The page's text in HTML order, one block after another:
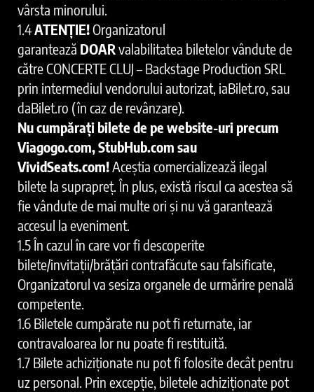
vârsta minorului.
1.4ATENȚIE!Organizatorul
garantează DOARvalabilitatea biletelor vândute de
către CONCERTE CLUJ – Backstage Production SRL
prin intermediul vendorului autorizat, iaBilet.ro, sau
daBilet.ro (în caz de revânzare).
Nu cumpărați bilete de pe website-uri precum
Viagogo.com, StubHub.com sau
VividSeats.com!Aceștia comercializează ilegal
bilete la suprapreț. În plus, există riscul ca acestea să
fie vândute de mai multe ori și nu vă garantează
accesul la eveniment.
1.5 În cazul în care vor fi descoperite
bilete/invitații/brățări contrafăcute sau falsificate,
Organizatorul va sesiza organele de urmărire penală
competente.
1.6 Biletele cumpărate nu pot fi returnate, iar
contravaloarea lor nu poate fi restituită.
1.7 Bilete achiziționate nu pot fi folosite decât pentru
uz personal. Prin excepție, biletele achiziționate pot